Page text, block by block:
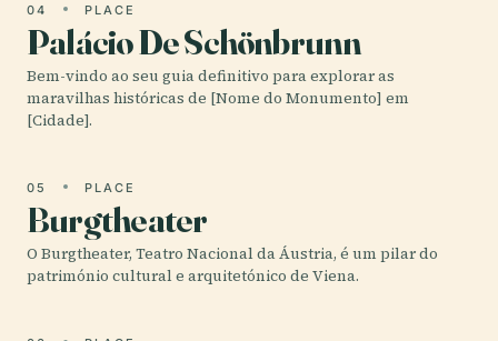
04 PLACE
Palácio De Schönbrunn
Bem-vindo ao seu guia definitivo para explorar as
maravilhas históricas de [Nome do Monumento] em
[Cidade].
05 PLACE
Burgtheater
O Burgtheater, Teatro Nacional da Áustria, é um pilar do
património cultural e arquitetónico de Viena.